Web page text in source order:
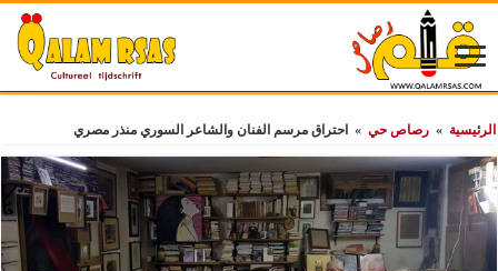
الرئيسية » رصاص حي » احتراق مرسم الفنان والشاعر السوري منذر مصري